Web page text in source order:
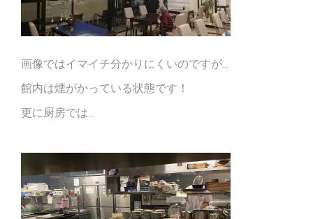
画像ではイマイチ分かりにくいのですが…
館内は煙がかっている状態です！
更に厨房では…